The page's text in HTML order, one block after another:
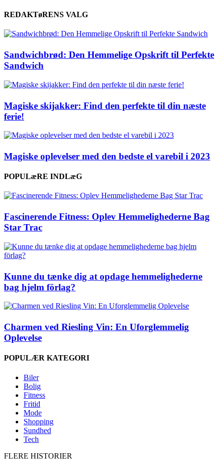
REDAKTøRENS VALG
Sandwichbrød: Den Hemmelige Opskrift til Perfekte
Sandwich
Magiske skijakker: Find den perfekte til din næste
ferie!
Magiske oplevelser med den bedste el varebil i 2023
POPULæRE INDLæG
Fascinerende Fitness: Oplev Hemmelighederne Bag
Star Trac
Kunne du tænke dig at opdage hemmelighederne
bag hjelm förlag?
Charmen ved Riesling Vin: En Uforglemmelig
Oplevelse
POPULÆR KATEGORI
Biler
Bolig
Fitness
Fritid
Mode
Shopping
Sundhed
Tech
FLERE HISTORIER